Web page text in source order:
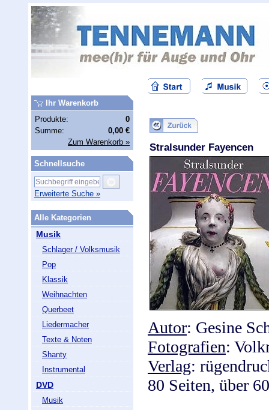
Ihr Warenkorb
Produkte:
0
Summe:
0,00 €
Zum Warenkorb »
Schnellsuche
Erweiterte Suche »
Alle Kategorien
Musik
Schlager / Volksmusik
Pop
Klassik
Weihnachten
Querbeet
Liedermacher
Texte & Noten
Shanty
Instrumental
DVD
Musik
Stralsunder Fayencen
Autor: Gesine
Fotografien:
Verlag:
80 Seiten, über